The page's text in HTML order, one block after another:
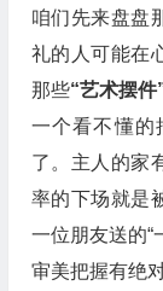
咱们先来盘盘
礼的人可能在
那些“艺术摆件
一个看不懂的
了。主人的家
率的下场就是
一位朋友送的“
审美把握有绝